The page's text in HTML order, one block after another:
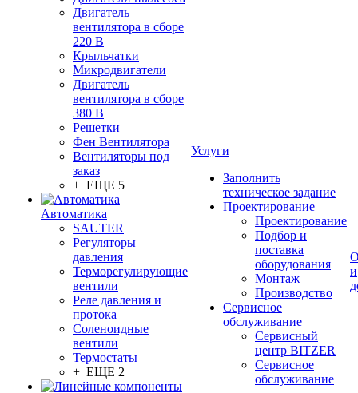
Двигатель
вентилятора в сборе
220 В
Крыльчатки
Микродвигатели
Двигатель
вентилятора в сборе
380 В
Решетки
Фен Вентилятора
Вентиляторы под
заказ
+ ЕЩЕ 5
Автоматика
SAUTER
Регуляторы
давления
Терморегулирующие
вентили
Реле давления и
протока
Соленоидные
вентили
Термостаты
+ ЕЩЕ 2
Услуги
Заполнить
техническое задание
Проектирование
Проектирование
Подбор и
поставка
оборудования
Монтаж
Производство
Сервисное
обслуживание
Сервисный
центр BITZER
Сервисное
обслуживание
и